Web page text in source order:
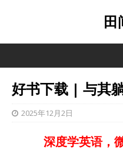
田
好书下载 | 与其
2025年12月2日
深度学英语，